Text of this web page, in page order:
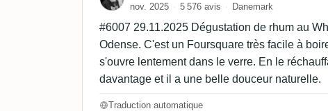
nov. 2025 5 576 avis Danemark
#6007 29.11.2025 Dégustation de rhum au
Odense. C'est un Foursquare très facile à
s'ouvre lentement dans le verre. En le
davantage et il a une belle douceur naturelle.
Traduction automatique